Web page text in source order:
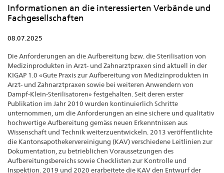
Informationen an die interessierten Verbände und
Fachgesellschaften
08.07.2025
Die Anforderungen an die Aufbereitung bzw. die Sterilisation von
Medizinprodukten in Arzt- und Zahnarztpraxen sind aktuell in der
KIGAP 1.0 «Gute Praxis zur Aufbereitung von Medizinprodukten in
Arzt- und Zahnarztpraxen sowie bei weiteren Anwendern von
Dampf-Klein-Sterilisatoren» festgehalten. Seit deren erster
Publikation im Jahr 2010 wurden kontinuierlich Schritte
unternommen, um die Anforderungen an eine sichere und qualitativ
hochwertige Aufbereitung gemäss neuen Erkenntnissen aus
Wissenschaft und Technik weiterzuentwickeln. 2013 veröffentlichte
die Kantonsapothekervereinigung (KAV) verschiedene Leitlinien zur
Dokumentation, zu betrieblichen Voraussetzungen des
Aufbereitungsbereichs sowie Checklisten zur Kontrolle und
Inspektion. 2019 und 2020 erarbeitete die KAV den Entwurf der